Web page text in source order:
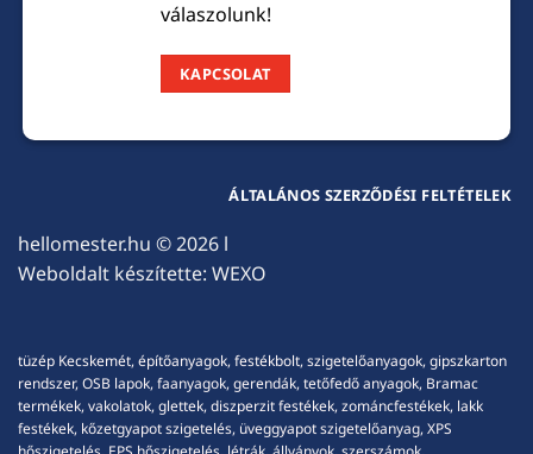
válaszolunk!
KAPCSOLAT
hellomester.hu © 2026 l
Weboldalt készítette: WEXO
ÁLTALÁNOS SZERZŐDÉSI FELTÉTELEK
tüzép Kecskemét, építőanyagok, festékbolt, szigetelőanyagok, gipszkarton
rendszer, OSB lapok, faanyagok, gerendák, tetőfedő anyagok, Bramac
termékek, vakolatok, glettek, diszperzit festékek, zománcfestékek, lakk
festékek, kőzetgyapot szigetelés, üveggyapot szigetelőanyag, XPS